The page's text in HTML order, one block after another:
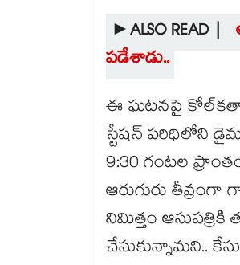
►ALSO READ |
పడేశాడు..
ఈ ఘటనపై కోల్‌కతా
స్టేషన్ పరిధిలోని
9:30 గంటల
ఆరుగురు తీవ్రంగా
నిమిత్తం
చేసుకున్నామని..